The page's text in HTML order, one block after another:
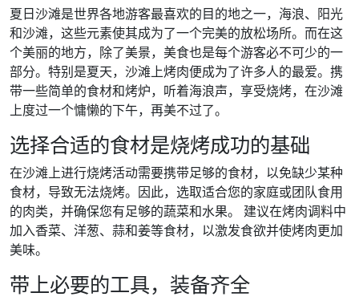
夏日沙滩是世界各地游客最喜欢的目的地之一，海浪、阳光
和沙滩，这些元素使其成为了一个完美的放松场所。而在这
个美丽的地方，除了美景，美食也是每个游客必不可少的一
部分。特别是夏天，沙滩上烤肉便成为了许多人的最爱。携
带一些简单的食材和烤炉，听着海浪声，享受烧烤，在沙滩
上度过一个慵懒的下午，再美不过了。
选择合适的食材是烧烤成功的基础
在沙滩上进行烧烤活动需要携带足够的食材，以免缺少某种
食材，导致无法烧烤。因此，选取适合您的家庭或团队食用
的肉类，并确保您有足够的蔬菜和水果。 建议在烤肉调料中
加入香菜、洋葱、蒜和姜等食材，以激发食欲并使烤肉更加
美味。
带上必要的工具，装备齐全